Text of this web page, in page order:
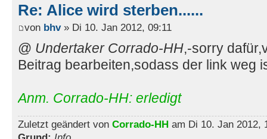
Re: Alice wird sterben......
von bhv» Di 10. Jan 2012, 09:11
@ Undertaker Corrado-HH,-sorry
Beitrag bearbeiten,sodass der link weg
Anm. Corrado-HH: erledigt
Zuletzt geändert von Corrado-HH am Di 10. Jan 2012,